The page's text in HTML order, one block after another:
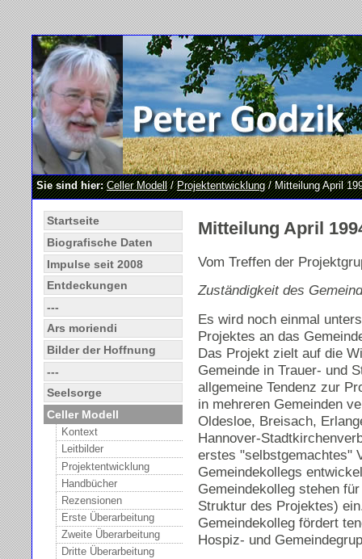
Sie sind hier: Celler Modell/Projektentwicklung/ Mitteilung April
Startseite
Biografische Daten
Impulse seit 2008
Entdeckungen
---
Ars moriendi
Bilder der Hoffnung
---
Seelsorge
Celler Modell
Kontext
Leitbilder
Projektentwicklung
Handbücher
Rezensionen
Erste Überarbeitung
Zweite Überarbeitung
Dritte Überarbeitung
Mitteilung April
Vom Treffen der
Zuständigkeit des
Es wird noch einmal
Projektes an das
Das Projekt zielt auf die
Gemeinde in Trauer- und
allgemeine Tendenz zur
in mehreren Gemeinden
Oldesloe, Breisach,
Hannover-
erstes "selbstgemachtes"
Gemeindekollegs
Gemeindekolleg stehen
Struktur des Projektes)
Gemeindekolleg fördert
Hospiz- und